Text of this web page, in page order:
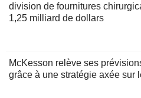
division de fournitures
1,25 milliard de dollars
McKesson relève ses
grâce à une stratégie axée sur